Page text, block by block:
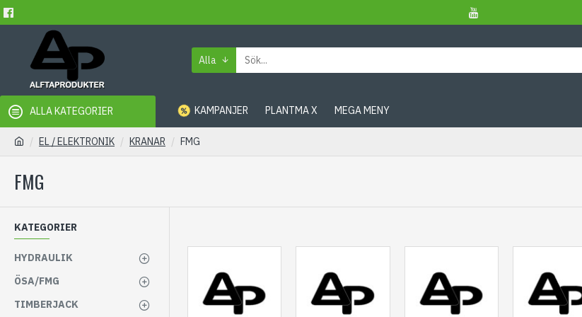
Alla
ALLA KATEGORIER KAMPANJER PLANTMA X MEGA MENY
EL / ELEKTRONIK KRANAR FMG
FMG
KATEGORIER
HYDRAULIK
ÖSA/FMG
TIMBERJACK